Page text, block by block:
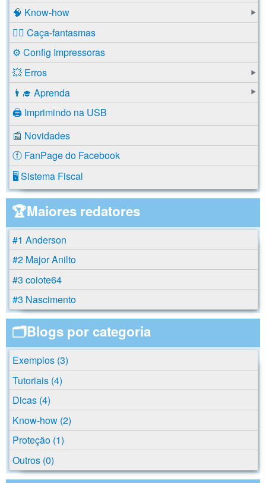
🧠 Know-how
🕵️‍♂️ Caça-fantasmas
⚙️ Config Impressoras
💥 Erros
👨‍🎓 Aprenda
🖨️ Imprimindo na USB
📰 Novidades
ⓕ FanPage do Facebook
🖥️ Sistema Fiscal
🏆Maiores redatores
#1 Anderson
#2 Major Anilto
#3 coiote64
#3 Nascimento
🗂️Blogs por categoria
Exemplos (3)
Tutoriais (4)
Dicas (4)
Know-how (2)
Proteção (1)
Outros (0)